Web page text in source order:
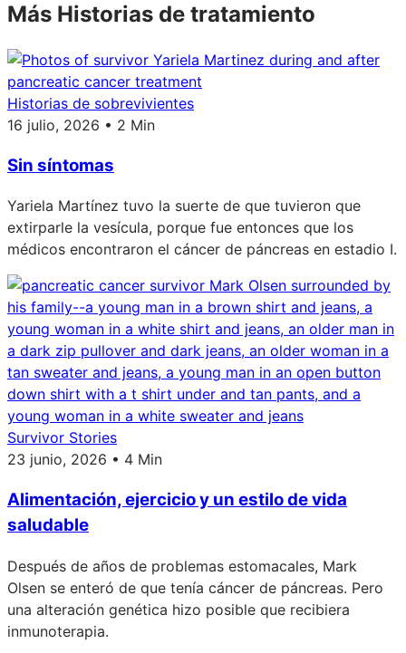
Más Historias de tratamiento
Historias de sobrevivientes
16 julio, 2026 • 2 Min
Sin síntomas
Yariela Martínez tuvo la suerte de que tuvieron que
extirparle la vesícula, porque fue entonces que los
médicos encontraron el cáncer de páncreas en estadio I.
Survivor Stories
23 junio, 2026 • 4 Min
Alimentación, ejercicio y un estilo de vida
saludable
Después de años de problemas estomacales, Mark
Olsen se enteró de que tenía cáncer de páncreas. Pero
una alteración genética hizo posible que recibiera
inmunoterapia.